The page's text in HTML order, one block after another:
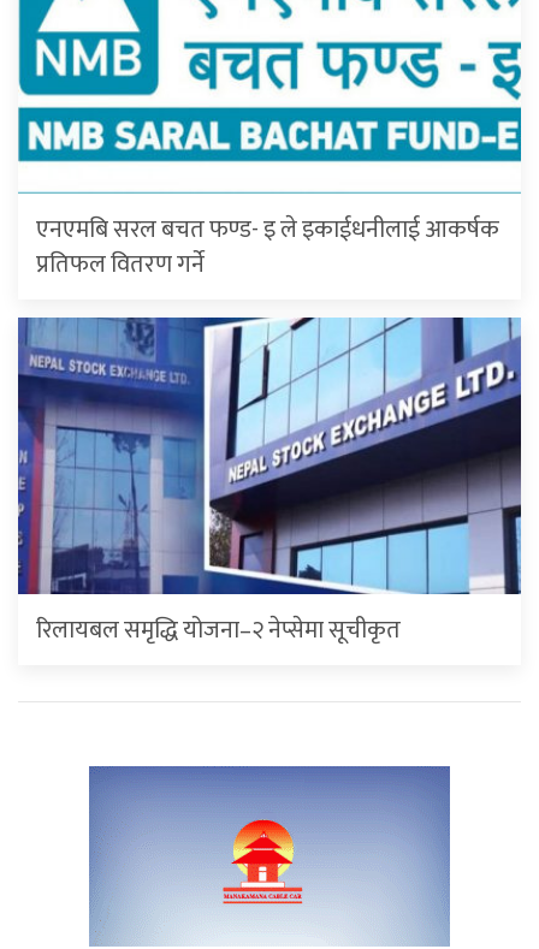
एनएमबि सरल बचत फण्ड- इ ले इकाईधनीलाई आकर्षक
प्रतिफल वितरण गर्ने
रिलायबल समृद्धि योजना–२ नेप्सेमा सूचीकृत